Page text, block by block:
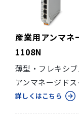
産業用アンマネ
1108N
薄型・フレキシ
アンマネージド
詳しくはこちら